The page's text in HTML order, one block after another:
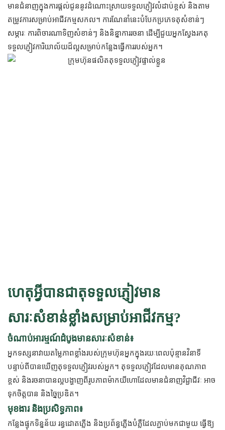
មានជំនាញក្នុងការផ្តល់ជូននូវដំណោះស្រាយទទួលភ្ញៀវលំដាប់ខ្ពស់ និងតាម
តម្រូវការសម្រាប់អាជីវកម្មសកល។ ការណែនាំនេះបំបែកប្រភេទតុសំខាន់ៗ
សម្ភារៈ ការពិចារណាទិញសំខាន់ៗ និងនិន្នាការរចនា ដើម្បីជួយអ្នកស្វែងរកតុ
ទទួលភ្ញៀវការិយាល័យដ៏ល្អសម្រាប់កន្លែងធ្វើការរបស់អ្នក។
ហេតុអ្វីបានជាតុទទួលភ្ញៀវមាន
សារៈសំខាន់ខ្លាំងសម្រាប់អាជីវកម្ម?
ចំណាប់អារម្មណ៍ដំបូងមានសារៈសំខាន់៖
អ្នកទស្សនាវាយតម្លៃភាពខ្លាំងរបស់ក្រុមហ៊ុនអ្នកក្នុងរយៈពេលប៉ុន្មានវិនាទី
បន្ទាប់ពីបានឃើញតុទទួលភ្ញៀវរបស់អ្នក។ តុទទួលភ្ញៀវដែលមានគុណភាព
ខ្ពស់ និងរចនាបានល្អបង្ហាញពីរូបភាពម៉ាកយីហោដែលមានជំនាញវិជ្ជាជីវៈ អាច
ទុកចិត្តបាន និងច្នៃប្រឌិត។
មុខងារ និងប្រសិទ្ធភាព៖
កន្លែងផ្ទុកទិន្នន័យ រន្ធដោតភ្លើង និងប្រព័ន្ធភ្លើងបំភ្លឺដែលភ្ជាប់មកជាមួយ ធ្វើឱ្យ